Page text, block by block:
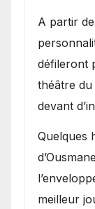
A partir
défileront
théâtre du
devant
Quelques
meilleur